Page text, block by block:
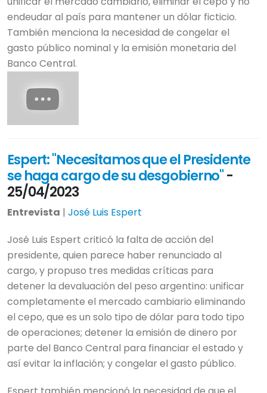
endeudar al país para mantener un dólar ficticio.
También menciona la necesidad de congelar el
gasto público nominal y la emisión monetaria del
Banco Central.
Espert: "Necesitamos que el Presidente
se haga cargo de su desgobierno"-
25/04/2023
Entrevista | José Luis Espert
José Luis Espert criticó la falta de acción del
presidente, quien parece haber renunciado al
cargo, y propuso tres medidas críticas para
detener la devaluación del peso argentino: unificar
completamente el mercado cambiario eliminando
el cepo, que es un solo tipo de dólar para todo tipo
de operaciones; detener la emisión de dinero por
parte del Banco Central para financiar el estado y
así evitar la inflación; y congelar el gasto público.